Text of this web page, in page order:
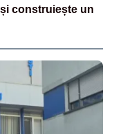
construiește un